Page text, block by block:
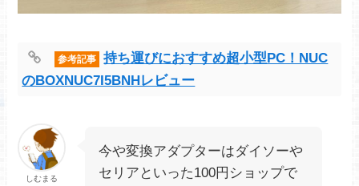
参考記事
持ち運びにおすすめ超小型PC！NUC
のBOXNUC7I5BNHレビュー
しむまる
今や変換アダプターはダイソーや
セリアといった100円ショップで